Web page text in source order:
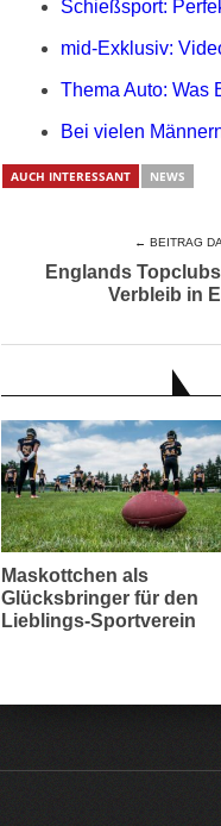
Schießsport:
mid-Exklusiv:
Thema Auto: Was
Bei vielen
AUCH INTERESSANT NEWS
← BEITRAG
Englands
Verbleib in
Maskottchen als
Glücksbringer für den
Lieblings-Sportverein